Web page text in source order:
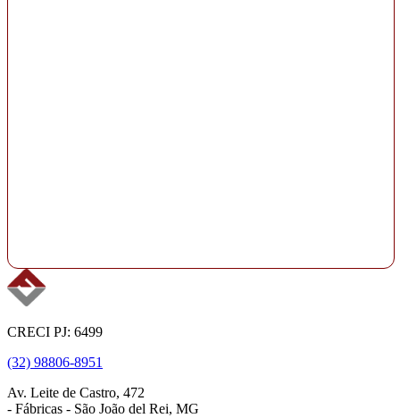
CRECI PJ: 6499
(32) 98806-8951
Av. Leite de Castro, 472
- Fábricas - São João del Rei, MG